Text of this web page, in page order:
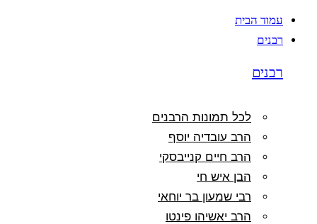
עמוד הבית
רבנים
רבנים
לכל תמונות הרבנים
הרב עובדיה יוסף
הרב חיים קנייבסקי
הבן איש חי
רבי שמעון בר יוחאי
הרב יאשיהו פינטו